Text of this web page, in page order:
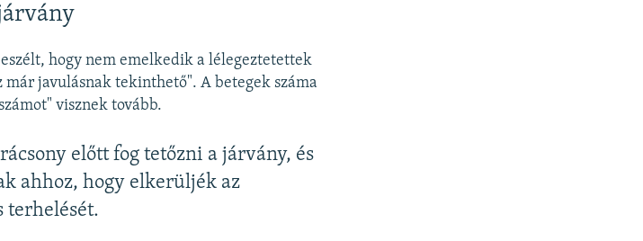
hogy nem emelkedik a lélegeztetettek
már javulásnak tekinthető". A betegek száma
visznek tovább.
előtt fog tetőzni a járvány, és
ahhoz, hogy elkerüljék az
terhelését.